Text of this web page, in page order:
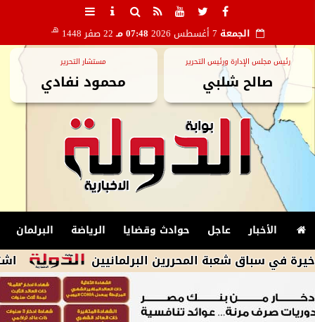
الجمعة 07:48 مـ 22 صفر 1448 هـ
رئيس مجلس الإدارة ورئيس التحرير
صالح شلبي
مستشار التحرير
محمود نفادي
الأخبار عاجل حوادث وقضايا الرياضة البرلمان
اشتروا شعبة المحررين البرلمانيين